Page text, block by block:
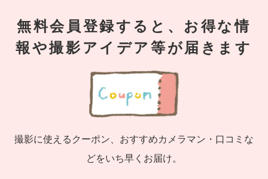
無料会員登録すると、お得な情
報や撮影アイデア等が届きます
撮影に使えるクーポン、おすすめカメラマン・口コミな
どをいち早くお届け。